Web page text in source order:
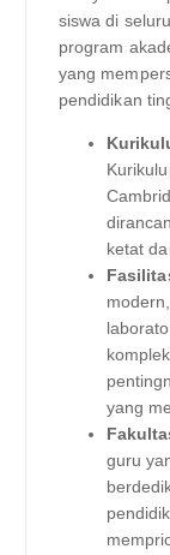
siswa di
program
yang
pendidikan
ketat
yang
guru